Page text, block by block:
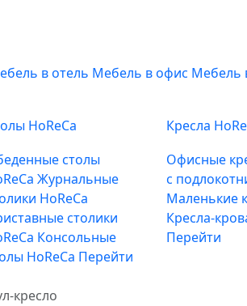
в отель Мебель в офис Мебель
HoReCa
столы
Журнальные
HoReCa
столики
Консольные
HoReCa Перейти
Кресла
Офисные
с
Маленькие
Кресла-
Перейти
кресло